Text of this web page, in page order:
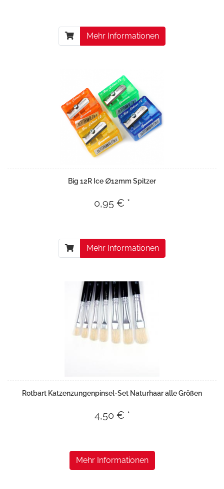
Mehr Informationen
Big 12R Ice ∅12mm Spitzer
0,95 € *
Mehr Informationen
Rotbart Katzenzungenpinsel-Set Naturhaar alle Größen
4,50 € *
Mehr Informationen